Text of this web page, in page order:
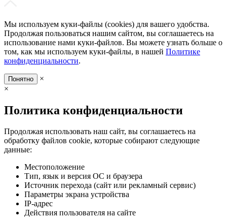
Мы используем куки-файлы (cookies) для вашего удобства.
Продолжая пользоваться нашим сайтом, вы соглашаетесь на
использование нами куки-файлов. Вы можете узнать больше о
том, как мы используем куки-файлы, в нашей Политике
конфиденциальности.
Понятно
×
×
Политика конфиденциальности
Продолжая использовать наш сайт, вы соглашаетесь на
обработку файлов cookie, которые собирают следующие
данные:
Местоположение
Тип, язык и версия ОС и браузера
Источник перехода (сайт или рекламный сервис)
Параметры экрана устройства
IP-адрес
Действия пользователя на сайте